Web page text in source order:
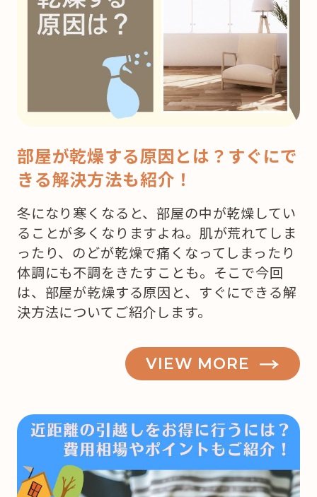
部屋が乾燥する原因とは？すぐにで
きる解決方法も紹介！
冬になり寒くなると、部屋の中が乾燥してい
ることが多くなりますよね。肌が荒れてしま
ったり、のどが乾燥で痛くなってしまったり
体調にも不調をきたすことも。そこで今回
は、部屋が乾燥する原因と、すぐにできる解
決方法についてご紹介します。
VIEW MORE